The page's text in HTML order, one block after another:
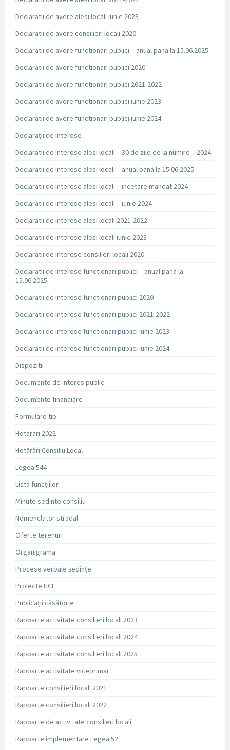
Declaratii de avere alesi locali iunie 2023
Declaratii de avere consilieri locali 2020
Declaratii de avere functionari publici – anual pana la 15.06.2025
Declaratii de avere functionari publici 2020
Declaratii de avere functionari publici 2021-2022
Declaratii de avere functionari publici iunie 2023
Declaratii de avere functionari publici iunie 2024
Declarații de interese
Declaratii de interese alesi locali – 30 de zile de la numire – 2024
Declaratii de interese alesi locali – anual pana la 15.06.2025
Declaratii de interese alesi locali – incetare mandat 2024
Declaratii de interese alesi locali – iunie 2024
Declaratii de interese alesi locali 2021-2022
Declaratii de interese alesi locali iunie 2023
Declaratii de interese consilieri locali 2020
Declaratii de interese functionari publici – anual pana la
15.06.2025
Declaratii de interese functionari publici 2020
Declaratii de interese functionari publici 2021-2022
Declaratii de interese functionari publici iunie 2023
Declaratii de interese functionari publici iunie 2024
Dispozitii
Documente de interes public
Documente financiare
Formulare tip
Hotarari 2022
Hotărâri Consiliu Local
Legea 544
Lista funcțiilor
Minute sedinte consiliu
Nomenclator stradal
Oferte terenuri
Organigrama
Procese verbale ședințe
Proiecte HCL
Publicații căsătorie
Rapoarte activitate consilieri locali 2023
Rapoarte activitate consilieri locali 2024
Rapoarte activitate consilieri locali 2025
Rapoarte activitate viceprimar
Rapoarte consilieri locali 2021
Rapoarte consilieri locali 2022
Rapoarte de activitate consilieri locali
Rapoarte implementare Legea 52